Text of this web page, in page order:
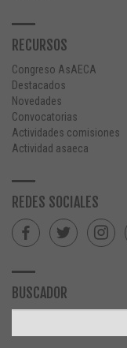
RECURSOS
Congreso AsAECA
Destacados
Novedades
Convocatorias
Actividades comisiones
Actividad asaeca
REDES SOCIALES
BUSCADOR